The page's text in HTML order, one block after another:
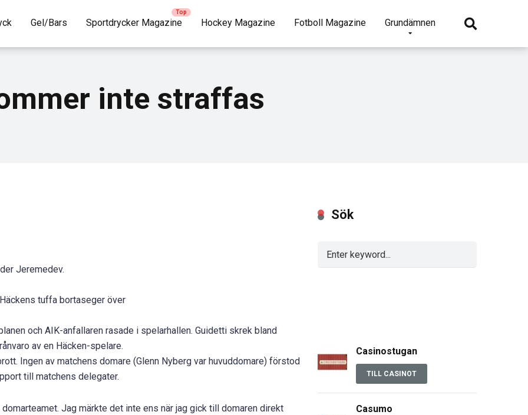
Gel/Bars Sportdrycker Magazine Hockey Magazine Fotboll Magazine Grundämnen
inte straffas
Jeremedev.
tuffa bortaseger över
och AIK-anfallaren rasade i spelarhallen. Guidetti skrek bland
av en Häcken-spelare.
Ingen av matchens domare (Glenn Nyberg var huvuddomare) förstod
till matchens delegater.
Jag märkte det inte ens när jag gick till domaren direkt
Sök
Casinostugan
TILL CASINOT
Casumo